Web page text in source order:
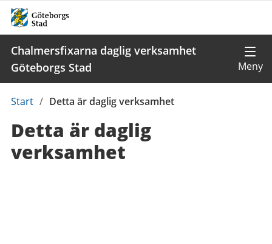
Chalmersfixarna daglig verksamhet
Göteborgs Stad
Du
här:
Start / Detta är daglig verksamhet
Detta är daglig
verksamhet